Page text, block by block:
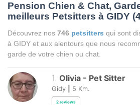
Pension Chien & Chat,
meilleurs Petsitters à GIDY
Découvrez nos 746 petsitters qui sont
à GIDY et aux alentours que nous
garde de votre chien ou chat.
1. Olivia - Pet Sitter
Gidy 5 Km.
2 reviews